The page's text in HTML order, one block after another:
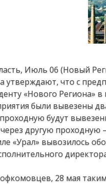
Июль 06 (Новый
утверждают, что с
«Нового Региона» в
были вывезены
будут
другую проходную
«Урал» вывозилось
28 мая